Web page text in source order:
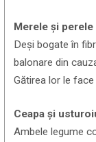
Merele și perele
Deși bogate în
balonare din
Gătirea lor le
Ceapa și
Ambele legume